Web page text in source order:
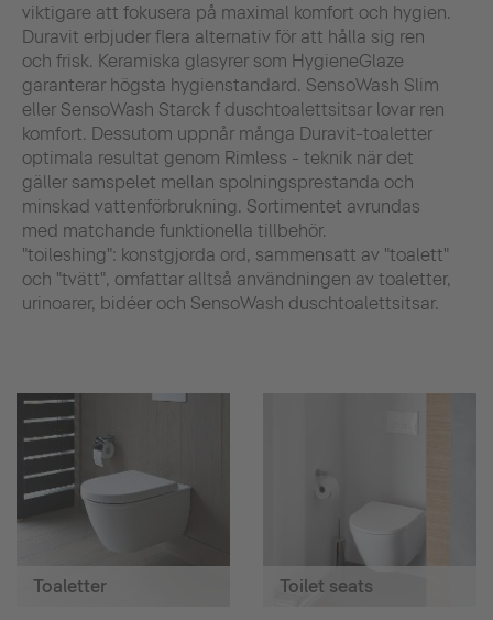
viktigare att fokusera på maximal komfort och hygien.
Duravit erbjuder flera alternativ för att hålla sig ren
och frisk. Keramiska glasyrer som HygieneGlaze
garanterar högsta hygienstandard. SensoWash Slim
eller SensoWash Starck f duschtoalettsitsar lovar ren
komfort. Dessutom uppnår många Duravit-toaletter
optimala resultat genom Rimless - teknik när det
gäller samspelet mellan spolningsprestanda och
minskad vattenförbrukning. Sortimentet avrundas
med matchande funktionella tillbehör.
"toileshing": konstgjorda ord, sammensatt av "toalett"
och "tvätt", omfattar alltså användningen av toaletter,
urinoarer, bidéer och SensoWash duschtoalettsitsar.
Toaletter Toilet seats